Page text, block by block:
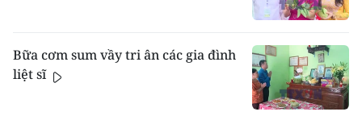
Bữa cơm sum vầy tri ân các gia đình
liệt sĩ